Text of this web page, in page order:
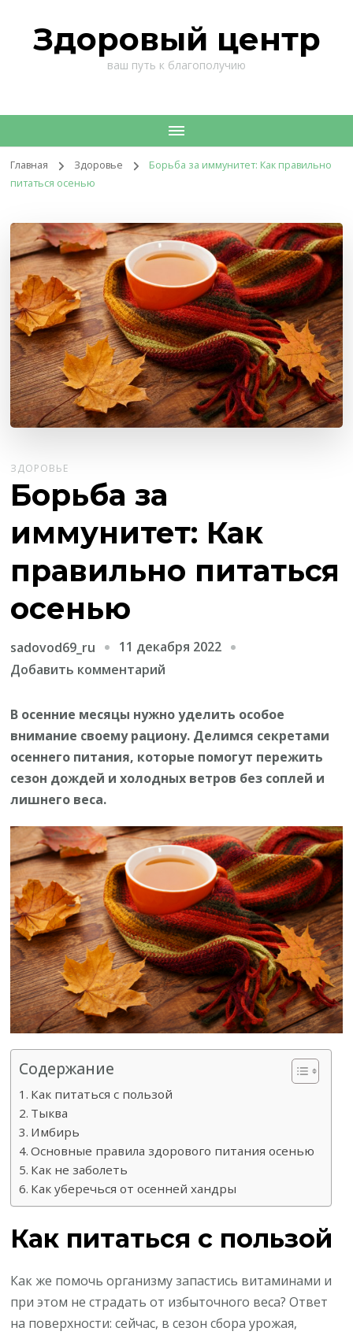
Здоровый центр
ваш путь к благополучию
Главная Здоровье
Борьба за иммунитет: Как правильно
питаться осенью
ЗДОРОВЬЕ
Борьба за
иммунитет: Как
правильно питаться
осенью
sadovod69_ru
11 декабря 2022
Добавить комментарий
Борьба
за
иммунитет:
Как
осенью
В осенние месяцы нужно уделить особое
внимание своему рациону. Делимся секретами
осеннего питания, которые помогут пережить
сезон дождей и холодных ветров без соплей и
лишнего веса.
Содержание
Как питаться с пользой
Тыква
Имбирь
Основные правила здорового питания осенью
Как не заболеть
Как уберечься от осенней хандры
Как питаться с пользой
Как же помочь организму запастись витаминами и
при этом не страдать от избыточного веса? Ответ
на поверхности: сейчас, в сезон сбора урожая,